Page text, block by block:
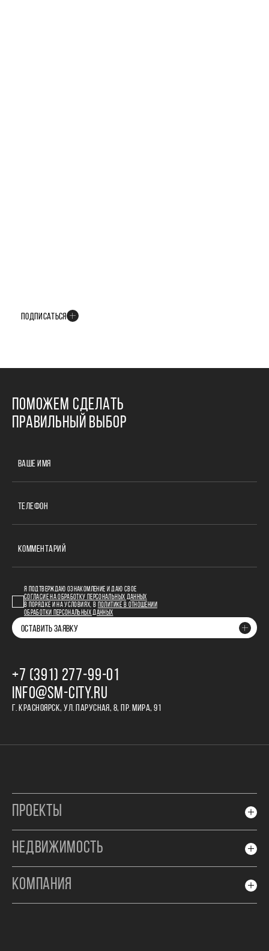
ПОДПИСАТЬСЯ
ПОМОЖЕМ СДЕЛАТЬ
ПРАВИЛЬНЫЙ ВЫБОР
ВАШЕ ИМЯ
ТЕЛЕФОН
КОММЕНТАРИЙ
Я ПОДТВЕРЖДАЮ ОЗНАКОМЛЕНИЕ И ДАЮ СВОЕ
СОГЛАСИЕ НА ОБРАБОТКУ ПЕРСОНАЛЬНЫХ ДАННЫХ
В ПОРЯДКЕ И НА УСЛОВИЯХ, В ПОЛИТИКЕ В ОТНОШЕНИИ
ОБРАБОТКИ ПЕРСОНАЛЬНЫХ ДАННЫХ
ОСТАВИТЬ ЗАЯВКУ
+7 (391) 277‒99‒01
INFO@SM-CITY.RU
Г. КРАСНОЯРСК, УЛ. ПАРУСНАЯ, 8, ПР. МИРА, 91
ПРОЕКТЫ
НЕДВИЖИМОСТЬ
КОМПАНИЯ